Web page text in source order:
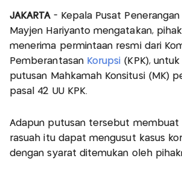
JAKARTA- Kepala Pusat Penerangan
Mayjen Hariyanto mengatakan,
menerima permintaan resmi dari
Pemberantasan Korupsi (KPK),
putusan Mahkamah Konsitusi (MK)
pasal 42 UU KPK.
Adapun putusan tersebut membuat
rasuah itu dapat mengusut kasus
dengan syarat ditemukan oleh